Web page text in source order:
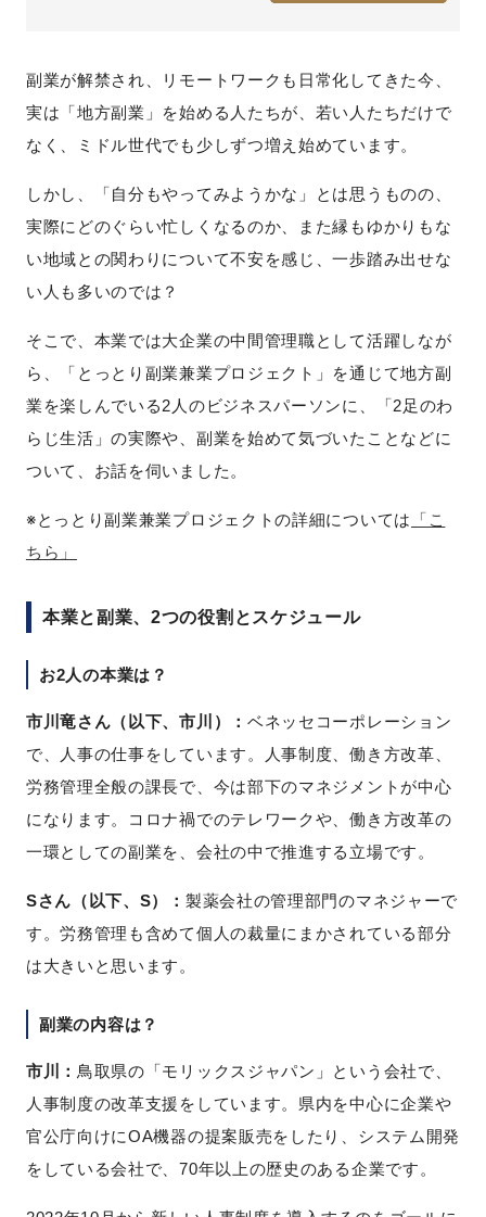
副業が解禁され、リモートワークも日常化してきた今、
実は「地方副業」を始める人たちが、若い人たちだけで
なく、ミドル世代でも少しずつ増え始めています。
しかし、「自分もやってみようかな」とは思うものの、
実際にどのぐらい忙しくなるのか、また縁もゆかりもな
い地域との関わりについて不安を感じ、一歩踏み出せな
い人も多いのでは？
そこで、本業では大企業の中間管理職として活躍しなが
ら、
「とっとり副業兼業プロジェクト」 を通じて地方副
業を楽しんでいる2人のビジネスパーソンに、「2足のわ
らじ生活」の実際や、副業を始めて気づいたことなどに
ついて、お話を伺いました。
※とっとり副業兼業プロジェクトの詳細については
「こ
ちら」
本業と副業、2つの役割とスケジュール
お2人の本業は？
市川竜さん（以下、市川）： ベネッセコーポレーション
で、人事の仕事をしています。人事制度、働き方改革、
労務管理全般の課長で、今は部下のマネジメントが中心
になります。コロナ禍でのテレワークや、働き方改革の
一環としての副業を、会社の中で推進する立場です。
Sさん（以下、S）： 製薬会社の管理部門のマネジャーで
す。労務管理も含めて個人の裁量にまかされている部分
は大きいと思います。
副業の内容は？
市川： 鳥取県の「モリックスジャパン」という会社で、
人事制度の改革支援をしています。県内を中心に企業や
官公庁向けにOA機器の提案販売をしたり、システム開発
をしている会社で、70年以上の歴史のある企業です。